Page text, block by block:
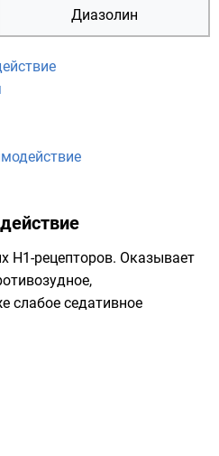
Диазолин
H1-рецепторов. Оказывает
слабое седативное